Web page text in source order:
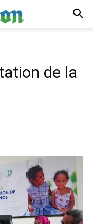
de la